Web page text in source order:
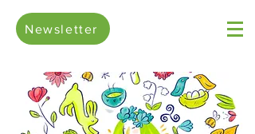
Newsletter